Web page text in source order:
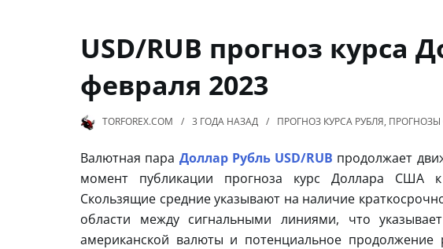
USD/RUB прогноз курса
февраля 2023
TORFOREX.COM 3 ГОДА НАЗАД ПРОГНОЗ КУРСА РУБЛЯ, ПРОГНОЗЫ
Валютная пара Доллар Рубль USD/RUB продолжает
момент публикации прогноза курс Доллара США к
Скользящие средние указывают на наличие
области между сигнальными линиями, что
американской валюты и потенциальное